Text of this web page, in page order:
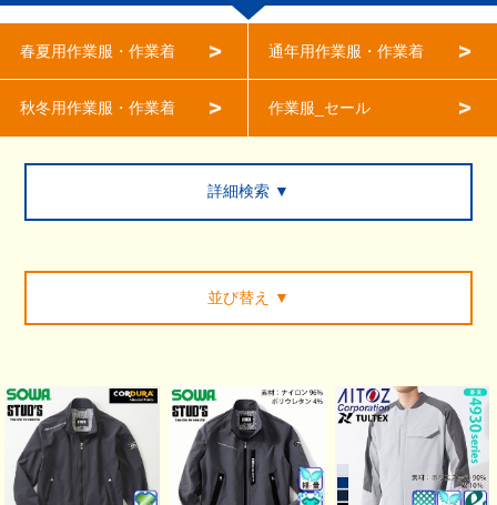
春夏用作業服・作業着 通年用作業服・作業着
秋冬用作業服・作業着 作業服_セール
詳細検索 ▼
並び替え ▼